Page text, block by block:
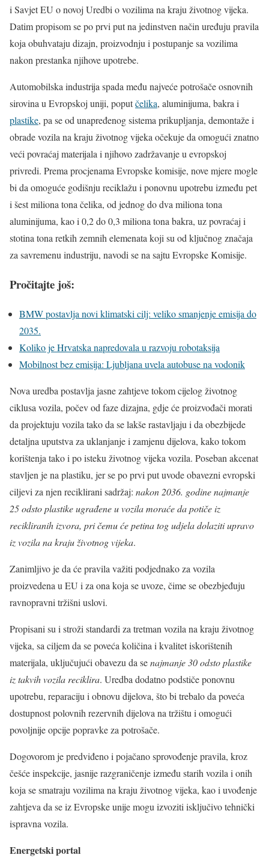
i Savjet EU o novoj Uredbi o vozilima na kraju životnog vijeka.
Datim propisom se po prvi put na jedinstven način uređuju pravila
koja obuhvataju dizajn, proizvodnju i postupanje sa vozilima
nakon prestanka njihove upotrebe.
Automobilska industrija spada među najveće potrošače osnovnih
sirovina u Evropskoj uniji, poputčelika, aluminijuma, bakra i
plastike, pa se od unapređenog sistema prikupljanja, demontaže i
obrade vozila na kraju životnog vijeka očekuje da omogući znatno
veći povraćaj materijala i njihovo zadržavanje u evropskoj
privredi. Prema procjenama Evropske komisije, nove mjere mogle
bi da omoguće godišnju reciklažu i ponovnu upotrebu između pet
i šest miliona tona čelika, od jednog do dva miliona tona
aluminijuma, kao i 0,2 do 0,3 miliona tona bakra, uz povraćaj i
stotina tona retkih zemnih elemenata koji su od ključnog značaja
za savremenu industriju, navodi se na sajtu Evropske Komisije.
Pročitajte još:
BMW postavlja novi klimatski cilj: veliko smanjenje emisija do
2035.
Koliko je Hrvatska napredovala u razvoju robotaksija
Mobilnost bez emisija: Ljubljana uvela autobuse na vodonik
Nova uredba postavlja jasne zahtjeve tokom cijelog životnog
ciklusa vozila, počev od faze dizajna, gdje će proizvođači morati
da projektuju vozila tako da se lakše rastavljaju i da obezbijede
detaljna uputstva za uklanjanje i zamjenu dijelova, kako tokom
korištenja tako i po isteku životnog vijeka vozila. Poseban akcenat
stavljen je na plastiku, jer se po prvi put uvode obavezni evropski
ciljevi za njen reciklirani sadržaj: nakon 2036. godine najmanje
25 odsto plastike ugrađene u vozila moraće da potiče iz
recikliranih izvora, pri čemu će petina tog udjela dolaziti upravo
iz vozila na kraju životnog vijeka.
Zanimljivo je da će pravila važiti podjednako za vozila
proizvedena u EU i za ona koja se uvoze, čime se obezbjeđuju
ravnopravni tržišni uslovi.
Propisani su i stroži standardi za tretman vozila na kraju životnog
vijeka, sa ciljem da se poveća količina i kvalitet iskorištenih
materijala, uključujući obavezu da senajmanje 30 odsto plastike
iz takvih vozila reciklira. Uredba dodatno podstiče ponovnu
upotrebu, reparaciju i obnovu dijelova, što bi trebalo da poveća
dostupnost polovnih rezervnih dijelova na tržištu i omogući
povoljnije opcije popravke za potrošače.
Dogovorom je predviđeno i pojačano sprovođenje pravila, kroz
češće inspekcije, jasnije razgraničenje između starih vozila i onih
koja se smatraju vozilima na kraju životnog vijeka, kao i uvođenje
zahtjeva da se iz Evropske unije mogu izvoziti isključivo tehnički
ispravna vozila.
Energetski portal